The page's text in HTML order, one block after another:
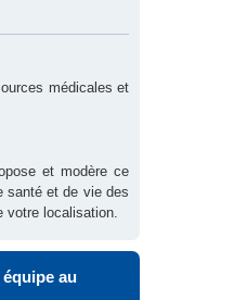
médicales et
et modère ce
santé et de vie des
votre localisation.
au